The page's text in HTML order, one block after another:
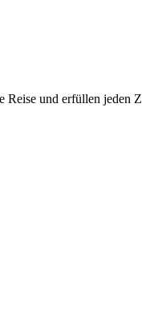
und erfüllen jeden